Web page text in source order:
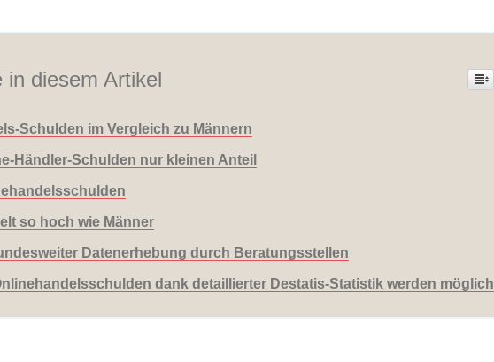
in diesem Artikel
Schulden im Vergleich zu Männern
Händler-Schulden nur kleinen Anteil
so hoch wie Männer
Datenerhebung durch Beratungsstellen
dank detaillierter Destatis-Statistik werden möglich